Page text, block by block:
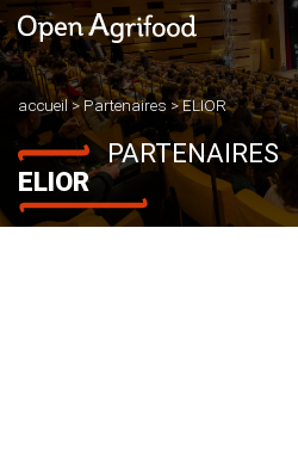
accueil> Partenaires>ELIOR
PARTENAIRES
ELIOR